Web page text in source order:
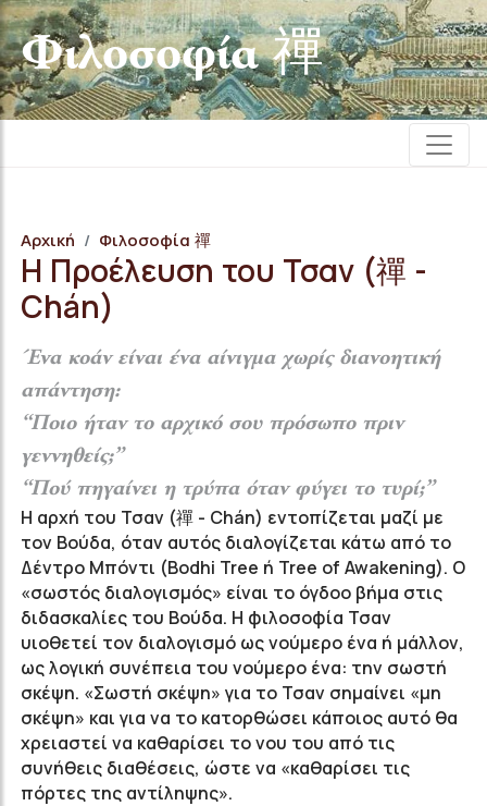
Φιλοσοφία 禪
Αρχική Φιλοσοφία 禪
Η Προέλευση του Τσαν (禪 -
Chán)
Ένα κοάν είναι ένα αίνιγμα χωρίς διανοητική
απάντηση:
“Ποιο ήταν το αρχικό σου πρόσωπο πριν
γεννηθείς;”
“Πού πηγαίνει η τρύπα όταν φύγει το τυρί;”
Η αρχή του Τσαν (禪 - Chán) εντοπίζεται μαζί με
τον Βούδα, όταν αυτός διαλογίζεται κάτω από το
Δέντρο Μπόντι (Bodhi Tree ή Tree of Awakening). Ο
«σωστός διαλογισμός» είναι το όγδοο βήμα στις
διδασκαλίες του Βούδα. Η φιλοσοφία Τσαν
υιοθετεί τον διαλογισμό ως νούμερο ένα ή μάλλον,
ως λογική συνέπεια του νούμερο ένα: την σωστή
σκέψη. «Σωστή σκέψη» για το Τσαν σημαίνει «μη
σκέψη» και για να το κατορθώσει κάποιος αυτό θα
χρειαστεί να καθαρίσει το νου του από τις
συνήθεις διαθέσεις, ώστε να «καθαρίσει τις
πόρτες της αντίληψης».